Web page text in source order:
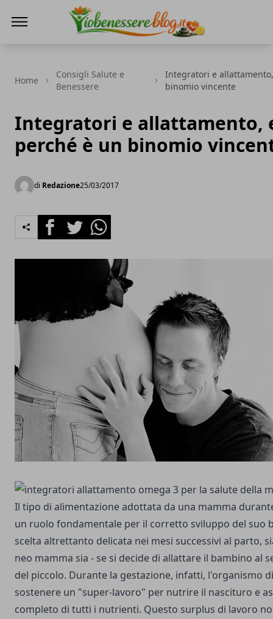
Home
Consigli Salute e
Benessere
Integratori e
binomio vincente
Integratori e allattamento,
perché è un binomio
di Redazione25/03/2017
FacebookTwitterWhatsapp
Il tipo di alimentazione adottata da una mamma
un ruolo fondamentale per il corretto sviluppo del suo
scelta altrettanto delicata nei mesi successivi al parto,
neo mamma sia - se si decide di allattare il bambino al
del piccolo. Durante la gestazione, infatti, l'organismo
sostenere un "super-lavoro" per nutrire il nascituro e
completo di tutti i nutrienti. Questo surplus di lavoro